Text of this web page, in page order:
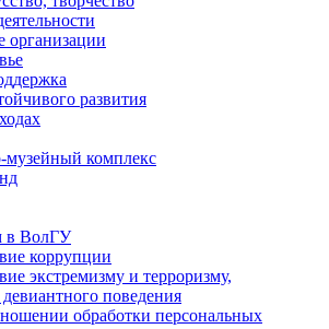
организации
развития
музейный комплекс
в ВолГУ
коррупции
экстремизму и терроризму,
поведения
обработки персональных